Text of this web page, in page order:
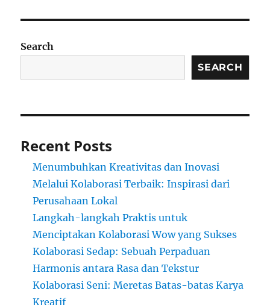
Search
SEARCH
Recent Posts
Menumbuhkan Kreativitas dan Inovasi
Melalui Kolaborasi Terbaik: Inspirasi dari
Perusahaan Lokal
Langkah-langkah Praktis untuk
Menciptakan Kolaborasi Wow yang Sukses
Kolaborasi Sedap: Sebuah Perpaduan
Harmonis antara Rasa dan Tekstur
Kolaborasi Seni: Meretas Batas-batas Karya
Kreatif